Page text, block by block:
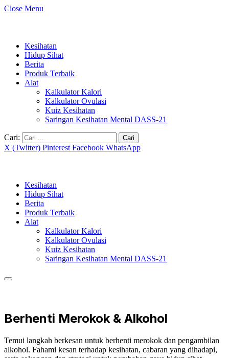
Close Menu
Kesihatan
Hidup Sihat
Berita
Produk Terbaik
Alat
Kalkulator Kalori
Kalkulator Ovulasi
Kuiz Kesihatan
Saringan Kesihatan Mental DASS-21
Cari:
X (Twitter) Pinterest Facebook WhatsApp
Kesihatan
Hidup Sihat
Berita
Produk Terbaik
Alat
Kalkulator Kalori
Kalkulator Ovulasi
Kuiz Kesihatan
Saringan Kesihatan Mental DASS-21
Berhenti Merokok & Alkohol
Temui langkah berkesan untuk berhenti merokok dan pengambilan
alkohol. Fahami kesan terhadap kesihatan, cabaran yang dihadapi,